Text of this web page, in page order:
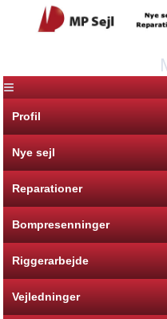
≡
Profil
Nye sejl
Reparationer
Bompresenninger
Riggerarbejde
Vejledninger